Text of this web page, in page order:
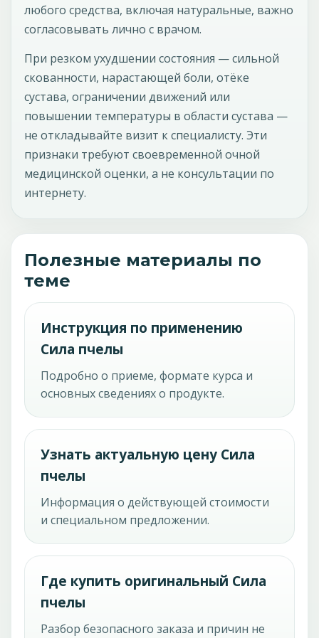
любого средства, включая натуральные, важно
согласовывать лично с врачом.
При резком ухудшении состояния — сильной
скованности, нарастающей боли, отёке
сустава, ограничении движений или
повышении температуры в области сустава —
не откладывайте визит к специалисту. Эти
признаки требуют своевременной очной
медицинской оценки, а не консультации по
интернету.
Полезные материалы по
теме
Инструкция по применению
Сила пчелы
Подробно о приеме, формате курса и
основных сведениях о продукте.
Узнать актуальную цену Сила
пчелы
Информация о действующей стоимости
и специальном предложении.
Где купить оригинальный Сила
пчелы
Разбор безопасного заказа и причин не